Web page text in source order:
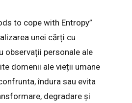
to cope with Entropy”
unei cărți cu
observații personale ale
domenii ale vieții umane
îndura sau evita
degradare și